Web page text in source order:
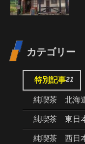
カテゴリー
特別記事21
純喫茶 北海
純喫茶 東日
純喫茶 西日